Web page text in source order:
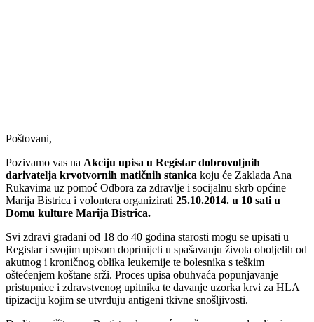
Poštovani,
Pozivamo vas na Akciju upisa u Registar dobrovoljnih
darivatelja krvotvornih matičnih stanica koju će Zaklada Ana
Rukavima uz pomoć Odbora za zdravlje i socijalnu skrb općine
Marija Bistrica i volontera organizirati 25.10.2014. u 10 sati u
Domu kulture Marija Bistrica.
Svi zdravi građani od 18 do 40 godina starosti mogu se upisati u
Registar i svojim upisom doprinijeti u spašavanju života oboljelih od
akutnog i kroničnog oblika leukemije te bolesnika s teškim
oštećenjem koštane srži. Proces upisa obuhvaća popunjavanje
pristupnice i zdravstvenog upitnika te davanje uzorka krvi za HLA
tipizaciju kojim se utvrđuju antigeni tkivne snošljivosti.